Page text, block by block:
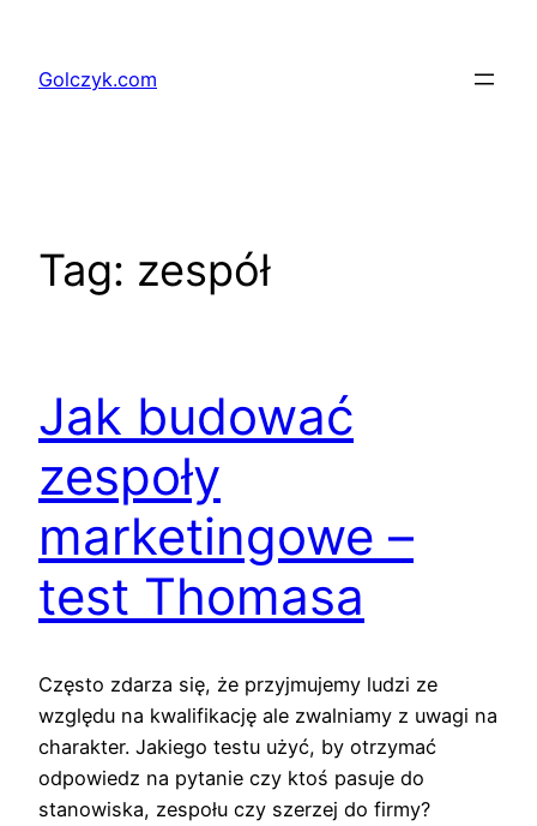
treściGolczyk.com
Tag: zespół
Jak budować
zespoły
marketingowe –
test Thomasa
Często zdarza się, że przyjmujemy ludzi ze
względu na kwalifikację ale zwalniamy z uwagi na
charakter. Jakiego testu użyć, by otrzymać
odpowiedz na pytanie czy ktoś pasuje do
stanowiska, zespołu czy szerzej do firmy?